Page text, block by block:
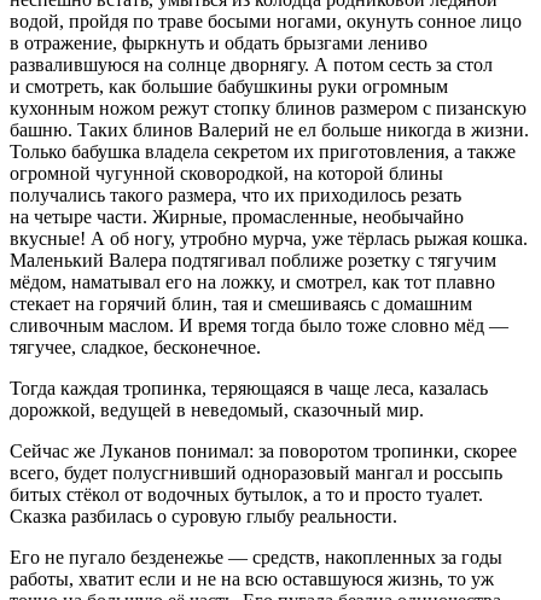
водой, пройдя по траве босыми ногами, окунуть сонное лицо
в отражение, фыркнуть и обдать брызгами лениво
развалившуюся на солнце дворнягу. А потом сесть за стол
и смотреть, как большие бабушкины руки огромным
кухонным ножом режут стопку блинов размером с пизанскую
башню. Таких блинов Валерий не ел больше никогда в жизни.
Только бабушка владела секретом их приготовления, а также
огромной чугунной сковородкой, на которой блины
получались такого размера, что их приходилось резать
на четыре части. Жирные, промасленные, необычайно
вкусные! А об ногу, утробно мурча, уже тёрлась рыжая кошка.
Маленький Валера подтягивал поближе розетку с тягучим
мёдом, наматывал его на ложку, и смотрел, как тот плавно
стекает на горячий блин, тая и смешиваясь с домашним
сливочным маслом. И время тогда было тоже словно мёд —
тягучее, сладкое, бесконечное.
Тогда каждая тропинка, теряющаяся в чаще леса, казалась
дорожкой, ведущей в неведомый, сказочный мир.
Сейчас же Луканов понимал: за поворотом тропинки, скорее
всего, будет полусгнивший одноразовый мангал и россыпь
битых стёкол от водочных бутылок, а то и просто туалет.
Сказка разбилась о суровую глыбу реальности.
Его не пугало безденежье — средств, накопленных за годы
работы, хватит если и не на всю оставшуюся жизнь, то уж